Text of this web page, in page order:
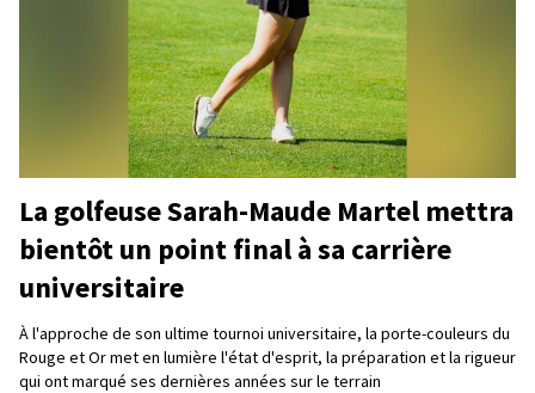
La golfeuse Sarah-Maude Martel mettra
bientôt un point final à sa carrière
universitaire
À l'approche de son ultime tournoi universitaire, la porte-couleurs du
Rouge et Or met en lumière l'état d'esprit, la préparation et la rigueur
qui ont marqué ses dernières années sur le terrain